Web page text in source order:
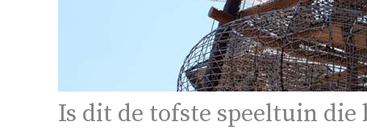
Is dit de tofste speeltuin